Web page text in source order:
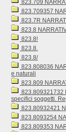
823.709
823.709357
823.7R
823.8
823.8!
823.8.
823.8/
823.808036
e naturali
823.809
823.809321732
specifici soggetti.
823.80932421
823.8093254
823.809353